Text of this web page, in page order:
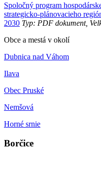
Spoločný program
strategicko-plánovacieho
2030 Typ: PDF dokument,
Obce a mestá v okolí
Dubnica nad Váhom
Ilava
Obec Pruské
Nemšová
Horné srnie
Borčice